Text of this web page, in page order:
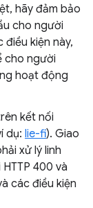
hãy đảm bảo
cho người
kiện này,
cho người
hoạt động
kết nối
dụ: lie-fi). Giao
xử lý linh
400 và
các điều kiện